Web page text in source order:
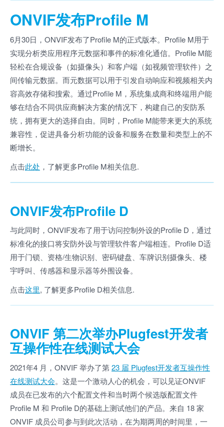
ONVIF发布Profile M
6月30日，ONVIF发布了Profile M的正式版本。Profile M用于
实现分析类应用程序元数据和事件的标准化通信。Profile M能
轻松在合规设备（如摄像头）和客户端（如视频管理软件）之
间传输元数据。而元数据可以用于引发自动响应和视频相关内
容高效存储和搜索。通过Profile M，系统集成商和终端用户能
够在结合不同供应商解决方案的情况下，构建自己的安防系
统，拥有更大的选择自由。同时，Profile M能带来更大的系统
兼容性，促进具备分析功能的设备和服务在数量和类型上的不
断增长。
点击此处 ，了解更多Profile M相关信息.
ONVIF发布Profile D
与此同时，ONVIF发布了用于访问控制外设的Profile D，通过
标准化的接口将安防外设与管理软件客户端相连。Profile D适
用于门锁、资格/生物识别、密码键盘、车牌识别摄像头、楼
宇呼叫、传感器和显示器等外围设备。
点击这里, 了解更多Profile D相关信息.
ONVIF 第二次举办Plugfest开发者
互操作性在线测试大会
2021年4 月，ONVIF 举办了第23 届 Plugfest开发者互操作性
在线测试大会。这是一个激动人心的机会，可以见证ONVIF
成员在已发布的六个配置文件和当时两个候选版配置文件
Profile M 和 Profile D的基础上测试他们的产品。来自 18 家
ONVIF 成员公司参与到此次活动，在为期两周的时间里，一